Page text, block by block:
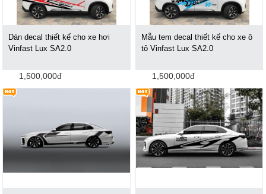
Dán decal thiết kế cho xe hơi
Vinfast Lux SA2.0
1,500,000đ
Mẫu tem decal thiết kế cho xe ô
tô Vinfast Lux SA2.0
1,500,000đ